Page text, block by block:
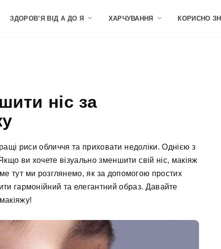
ЗДОРОВ’Я ВІД А ДО Я ХАРЧУВАННЯ КОРИСНО
ніс за
риси обличчя та приховати недоліки. Однією з
ви хочете візуально зменшити свій ніс, макіяж
тут ми розглянемо, як за допомогою простих
гармонійний та елегантний образ. Давайте